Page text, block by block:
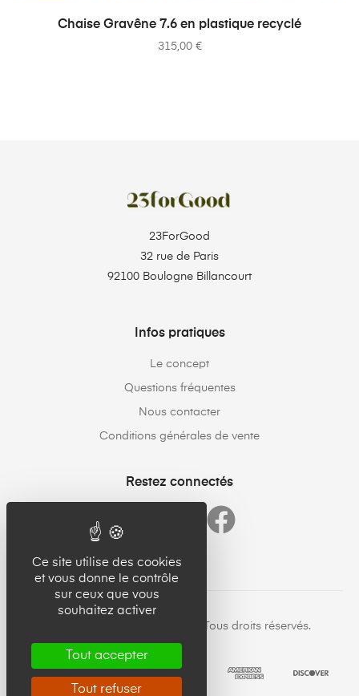
AJOUTER AU PANIER
Chaise Gravêne 7.6 en plastique recyclé
315,00 €
23ForGood
32 rue de Paris
92100 Boulogne Billancourt
Infos pratiques
Le concept
Questions fréquentes
Nous contacter
Conditions générales de vente
Restez connectés
Copyright © 23forgood.com. Tous droits réservés.
Ce site utilise des cookies
et vous donne le contrôle
sur ceux que vous
souhaitez activer
Tout accepter
Tout refuser